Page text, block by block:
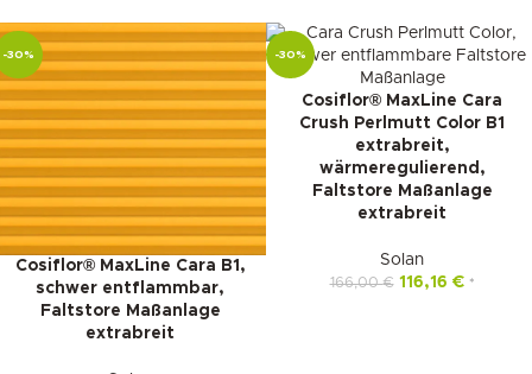
-30%
Cosiflor® MaxLine Cara B1,
schwer entflammbar,
Faltstore Maßanlage
extrabreit
-30%
Cosiflor® MaxLine Cara
Crush Perlmutt Color B1
extrabreit,
wärmeregulierend,
Faltstore Maßanlage
extrabreit
Solan
166,00€ 116,16 € *